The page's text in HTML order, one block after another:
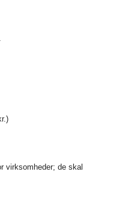
virksomheder; de skal